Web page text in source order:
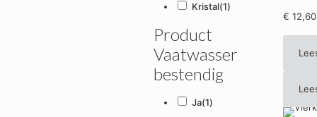
Kristal(1)
Product
Vaatwasser
bestendig
Ja(1)
€ 12,60